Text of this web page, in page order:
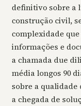
definitivo sobre a
construção civil,
complexidade
informações e
a chamada due
média longos 90
sobre a
a chegada de